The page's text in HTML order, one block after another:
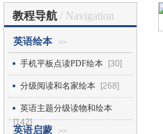
教程导航 / Navigation
英语绘本 >>
手机平板点读PDF绘本 [30]
分级阅读和名家绘本 [268]
英语主题分级读物和绘本
[142]
英语启蒙 >>